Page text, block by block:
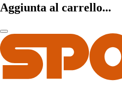
Aggiunta al carrello...